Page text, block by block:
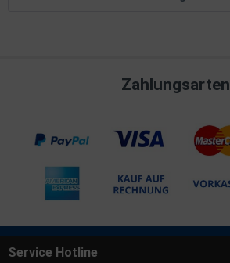
Zahlungsarten
Service Hotline